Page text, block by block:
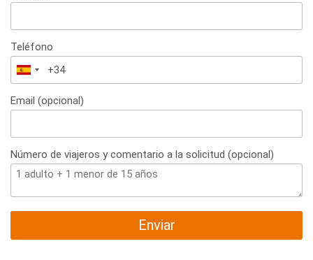
Teléfono
España
+34
Email (opcional)
Número de viajeros y comentario a la solicitud (opcional)
Enviar